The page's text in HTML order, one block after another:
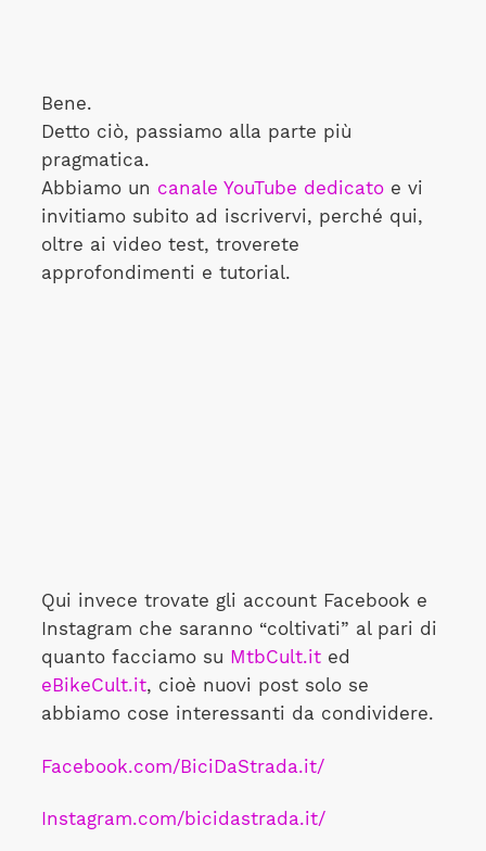
Bene.
Detto ciò, passiamo alla parte più
pragmatica.
Abbiamo un canale YouTube dedicatoe vi
invitiamo subito ad iscrivervi, perché qui,
oltre ai video test, troverete
approfondimenti e tutorial.
Qui invece trovate gli account Facebook e
Instagram che saranno “coltivati” al pari di
quanto facciamo su MtbCult.ited
eBikeCult.it, cioè nuovi post solo se
abbiamo cose interessanti da condividere.
Facebook.com/BiciDaStrada.it/
Instagram.com/bicidastrada.it/